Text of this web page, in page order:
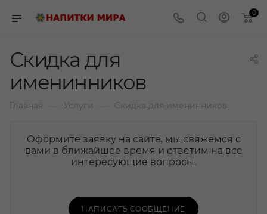
0
Скидка для
именинников
Главная Услуги Скидка для именинников
Оформите заявку на сайте, мы свяжемся с
вами в ближайшее время и ответим на все
интересующие вопросы.
НАПИСАТЬ СООБЩЕНИЕ